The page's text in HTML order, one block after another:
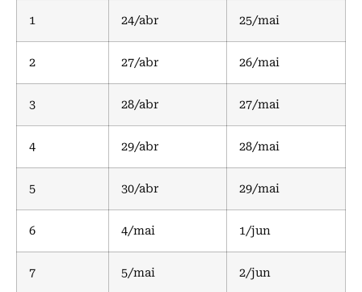
1 24/abr 25/mai
2 27/abr 26/mai
3 28/abr 27/mai
4 29/abr 28/mai
5 30/abr 29/mai
6 4/mai 1/jun
7 5/mai 2/jun